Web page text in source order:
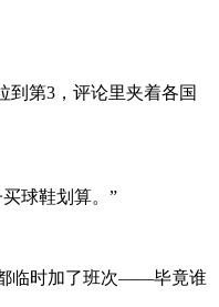
到第3，评论里夹着各国
球鞋划算。”
都临时加了班次——毕竟谁